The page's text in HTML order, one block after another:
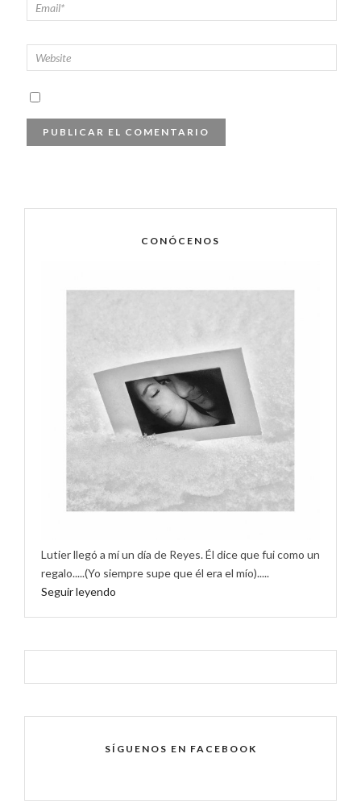
CONÓCENOS
Lutier llegó a mí un día de Reyes. Él dice que fui como un
regalo.....(Yo siempre supe que él era el mío).....
Seguir leyendo
SÍGUENOS EN FACEBOOK